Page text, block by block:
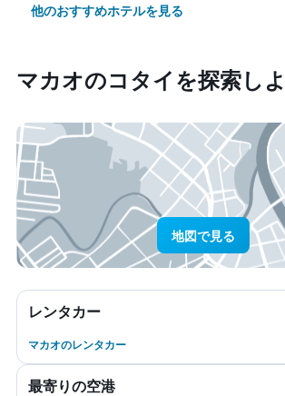
他のおすすめホテルを見る
マカオ​のコタイ​を探索し
地図で見る
レンタカー
マカオのレンタカー
最寄りの空港